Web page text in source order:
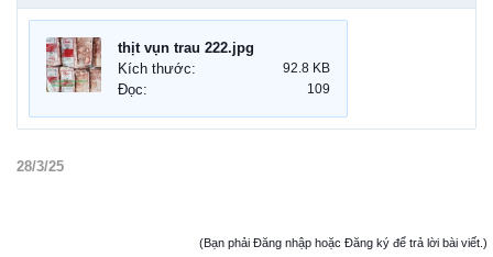
thịt vụn trau 222.jpg
Kích thước:
92.8 KB
Đọc: 109
28/3/25
(Bạn phải Đăng nhập hoặc Đăng ký để trả lời bài viết.)